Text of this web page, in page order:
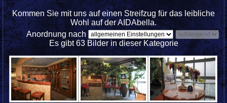
Kommen Sie mit uns auf einen Streifzug für das leibliche
Wohl auf der AIDAbella.
Anordnung nach
Es gibt 63 Bilder in dieser Kategorie